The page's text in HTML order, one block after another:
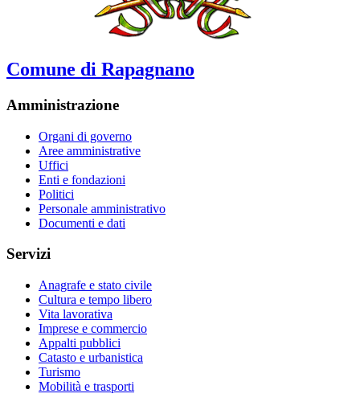
Comune di Rapagnano
Amministrazione
Organi di governo
Aree amministrative
Uffici
Enti e fondazioni
Politici
Personale amministrativo
Documenti e dati
Servizi
Anagrafe e stato civile
Cultura e tempo libero
Vita lavorativa
Imprese e commercio
Appalti pubblici
Catasto e urbanistica
Turismo
Mobilità e trasporti